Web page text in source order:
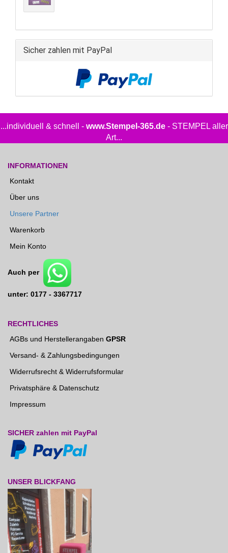
Sicher zahlen mit PayPal
...individuell & schnell - www.Stempel-365.de- STEMPEL aller
Art...
INFORMATIONEN
Kontakt
Über uns
Unsere Partner
Warenkorb
Mein Konto
Auch per
unter: 0177 - 3367717
RECHTLICHES
AGBs und Herstellerangaben GPSR
Versand- & Zahlungsbedingungen
Widerrufsrecht & Widerrufsformular
Privatsphäre & Datenschutz
Impressum
SICHER zahlen mit PayPal
UNSER BLICKFANG